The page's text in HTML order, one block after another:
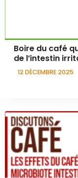
Boire du café
de l’intestin
12 DÉCEMBRE 2025